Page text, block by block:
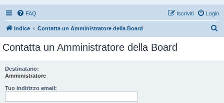
FAQ Login
Iscriviti
Indice Contatta un Amministratore della Board
Contatta un Amministratore della Board
Destinatario:
Amministratore
Tuo indirizzo email: